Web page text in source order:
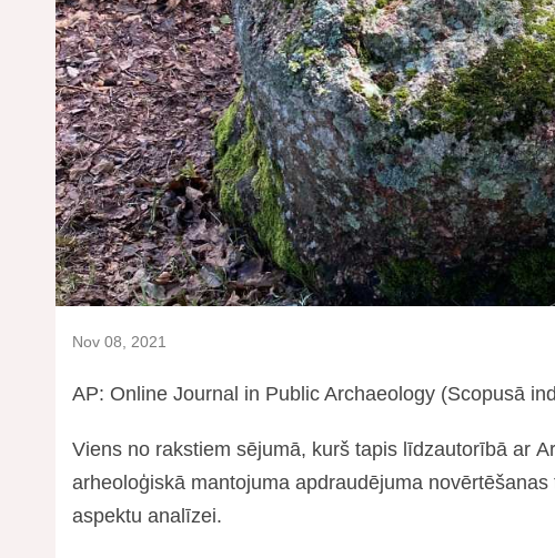
Nov 08, 2021
AP: Online Journal in Public Archaeology (Scopusā
Viens no rakstiem sējumā, kurš tapis līdzautorībā ar
arheoloģiskā mantojuma apdraudējuma
aspektu analīzei.